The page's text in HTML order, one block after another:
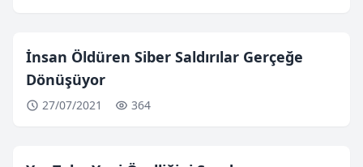
İnsan Öldüren Siber Saldırılar Gerçeğe
Dönüşüyor
27/07/2021 364